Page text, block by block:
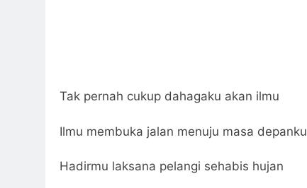
Tak pernah cukup dahagaku akan ilmu
Ilmu membuka jalan menuju masa depanku
Hadirmu laksana pelangi sehabis hujan